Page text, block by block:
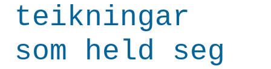
teikningar
som held seg